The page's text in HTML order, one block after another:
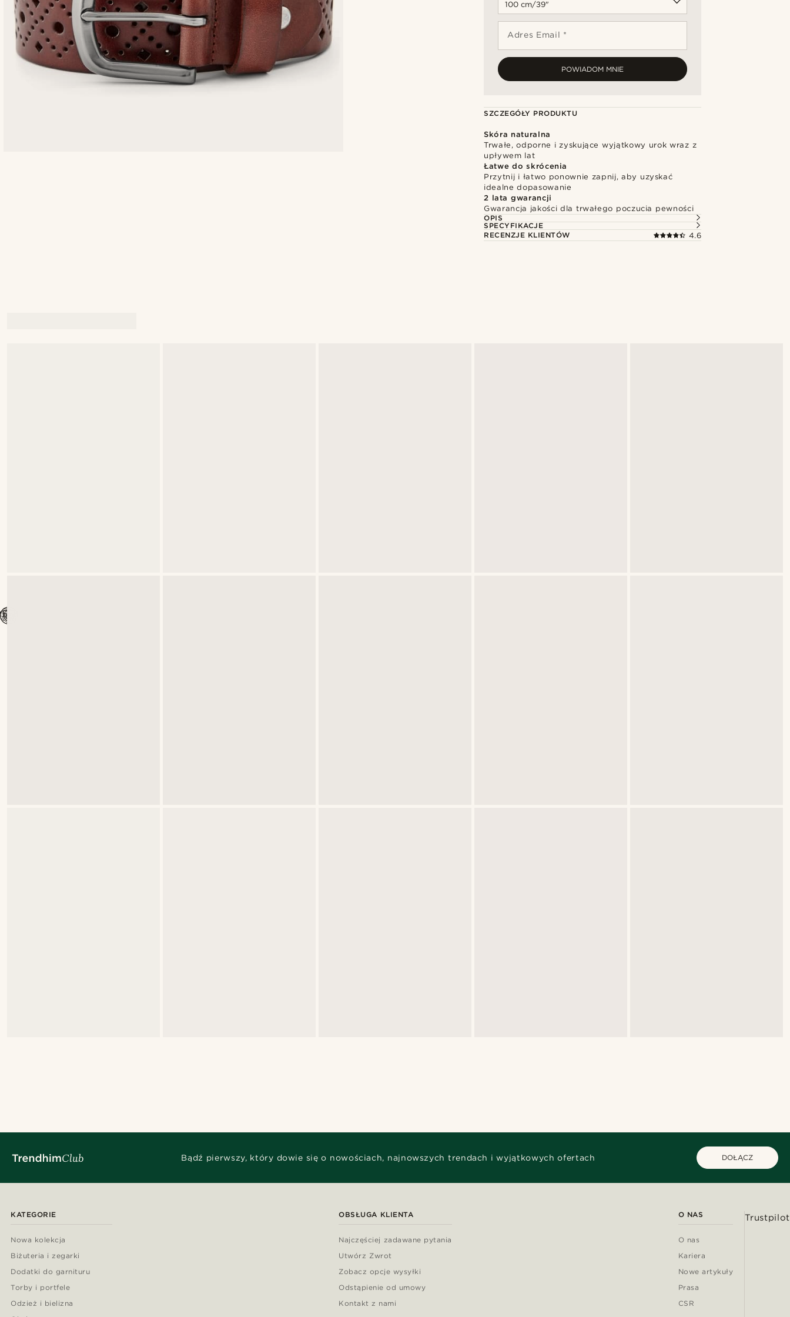
Adres Email *
POWIADOM MNIE
SZCZEGÓŁY PRODUKTU
Skóra naturalna
Trwałe, odporne i zyskujące wyjątkowy urok wraz z
upływem lat
Łatwe do skrócenia
Przytnij i łatwo ponownie zapnij, aby uzyskać
idealne dopasowanie
2 lata gwarancji
Gwarancja jakości dla trwałego poczucia pewności
OPIS
SPECYFIKACJE
RECENZJE KLIENTÓW
4.6
Bądź pierwszy, który dowie się o nowościach, najnowszych trendach i wyjątkowych ofertach DOŁĄCZ
KATEGORIE
Nowa kolekcja
Biżuteria i zegarki
Dodatki do garnituru
Torby i portfele
Odzież i bielizna
OBSŁUGA KLIENTA
Najczęściej zadawane pytania
Utwórz Zwrot
Zobacz opcje wysyłki
Odstąpienie od umowy
Kontakt z nami
O NAS
O nas
Kariera
Nowe artykuły
Prasa
CSR
Trustpilot